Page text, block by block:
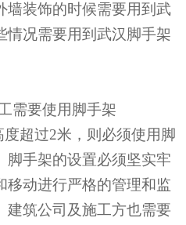
墙装饰的时候需要用到武
情况需要用到武汉脚手架
需要使用脚手架
超过2米，则必须使用脚
脚手架的设置必须坚实牢
移动进行严格的管理和监
建筑公司及施工方也需要